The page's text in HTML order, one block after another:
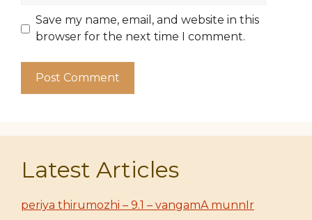
Save my name, email, and website in this
browser for the next time I comment.
Latest Articles
periya thirumozhi – 9.1 – vangamA munnIr